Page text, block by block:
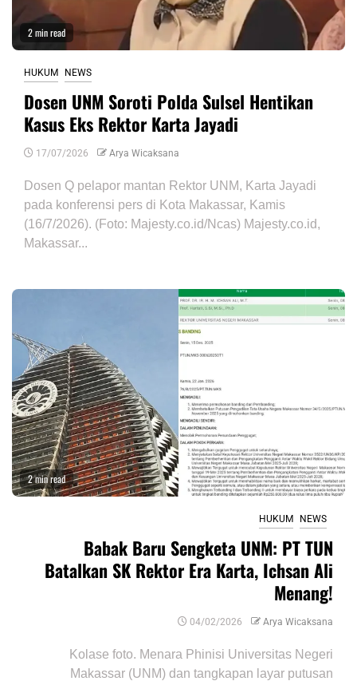
2 min read
HUKUM NEWS
Dosen UNM Soroti Polda Sulsel Hentikan
Kasus Eks Rektor Karta Jayadi
17/07/2026 Arya Wicaksana
Dosen Q pelapor mantan Rektor UNM, Karta Jayadi
pada konferensi pers di Kota Makassar, Kamis
(16/7/2026). (Foto: Majesty.co.id/Ncas) Majesty.co.id,
Makassar...
2 min read
HUKUM NEWS
Babak Baru Sengketa UNM: PT TUN
Batalkan SK Rektor Era Karta, Ichsan Ali
Menang!
04/02/2026 Arya Wicaksana
Kolase foto. Menara Phinisi Universitas Negeri
Makassar (UNM) dan tangkapan layar putusan